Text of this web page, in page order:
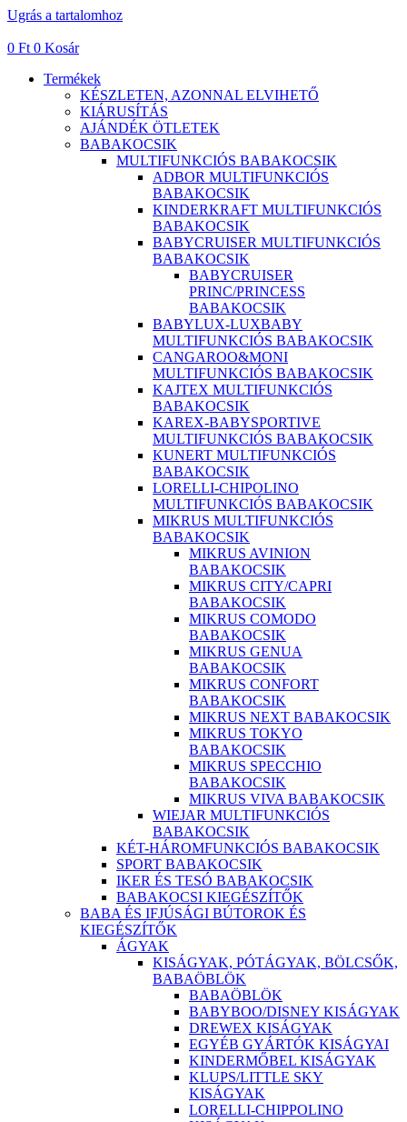
Ugrás a tartalomhoz
0 Ft 0 Kosár
Termékek
KÉSZLETEN, AZONNAL ELVIHETŐ
KIÁRUSÍTÁS
AJÁNDÉK ÖTLETEK
BABAKOCSIK
MULTIFUNKCIÓS BABAKOCSIK
ADBOR MULTIFUNKCIÓS
BABAKOCSIK
KINDERKRAFT MULTIFUNKCIÓS
BABAKOCSIK
BABYCRUISER MULTIFUNKCIÓS
BABAKOCSIK
BABYCRUISER
PRINC/PRINCESS
BABAKOCSIK
BABYLUX-LUXBABY
MULTIFUNKCIÓS BABAKOCSIK
CANGAROO&MONI
MULTIFUNKCIÓS BABAKOCSIK
KAJTEX MULTIFUNKCIÓS
BABAKOCSIK
KAREX-BABYSPORTIVE
MULTIFUNKCIÓS BABAKOCSIK
KUNERT MULTIFUNKCIÓS
BABAKOCSIK
LORELLI-CHIPOLINO
MULTIFUNKCIÓS BABAKOCSIK
MIKRUS MULTIFUNKCIÓS
BABAKOCSIK
MIKRUS AVINION
BABAKOCSIK
MIKRUS CITY/CAPRI
BABAKOCSIK
MIKRUS COMODO
BABAKOCSIK
MIKRUS GENUA
BABAKOCSIK
MIKRUS CONFORT
BABAKOCSIK
MIKRUS NEXT BABAKOCSIK
MIKRUS TOKYO
BABAKOCSIK
MIKRUS SPECCHIO
BABAKOCSIK
MIKRUS VIVA BABAKOCSIK
WIEJAR MULTIFUNKCIÓS
BABAKOCSIK
KÉT-HÁROMFUNKCIÓS BABAKOCSIK
SPORT BABAKOCSIK
IKER ÉS TESÓ BABAKOCSIK
BABAKOCSI KIEGÉSZÍTŐK
BABA ÉS IFJÚSÁGI BÚTOROK ÉS
KIEGÉSZÍTŐK
ÁGYAK
KISÁGYAK, PÓTÁGYAK, BÖLCSŐK,
BABAÖBLÖK
BABAÖBLÖK
BABYBOO/DISNEY KISÁGYAK
DREWEX KISÁGYAK
EGYÉB GYÁRTÓK KISÁGYAI
KINDERMŐBEL KISÁGYAK
KLUPS/LITTLE SKY
KISÁGYAK
LORELLI-CHIPPOLINO